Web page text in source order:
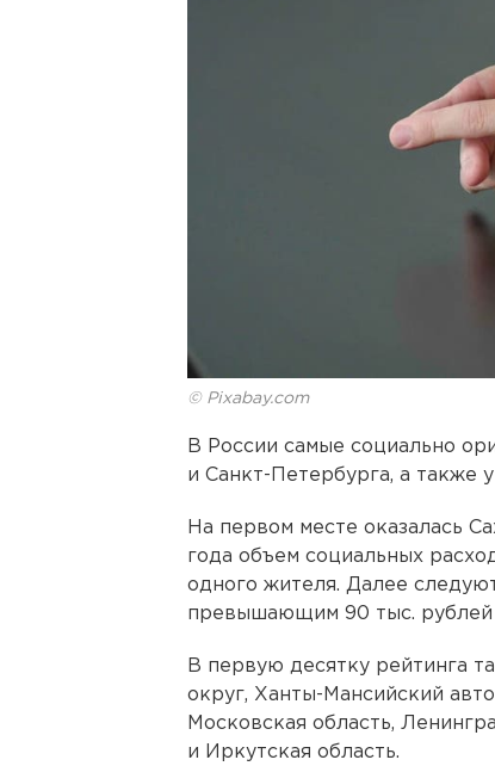
© Pixabay.com
В России самые социально
и Санкт-Петербурга, a также
На первом месте оказалась
годa объем социальных
одного жителя. Далее
превышающим 90 тыс. рублей
В первую десятку рейтинга
округ, Ханты-Мансийский
Московская область,
и Иркутская область.